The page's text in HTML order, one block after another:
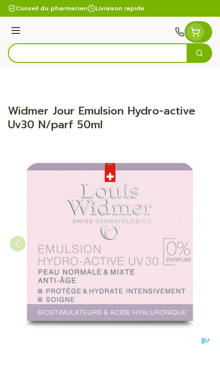
Aller au contenu
Conseil du pharmacien Livraison rapide
Menu
Rechercher
Widmer Jour Emulsion Hydro-active
Uv30 N/parf 50ml